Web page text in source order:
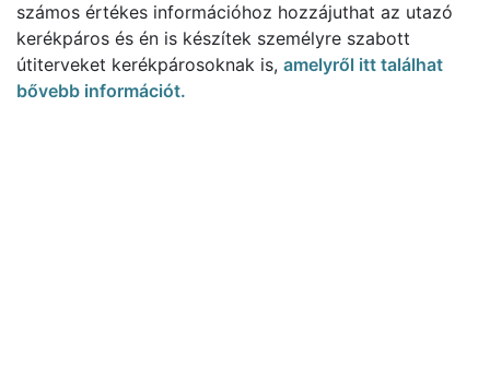
számos értékes információhoz hozzájuthat az utazó
kerékpáros és én is készítek személyre szabott
útiterveket kerékpárosoknak is, amelyről itt találhat
bővebb információt.